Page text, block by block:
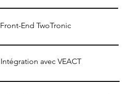
Front-End TwoTronic
Intégration avec VEACT